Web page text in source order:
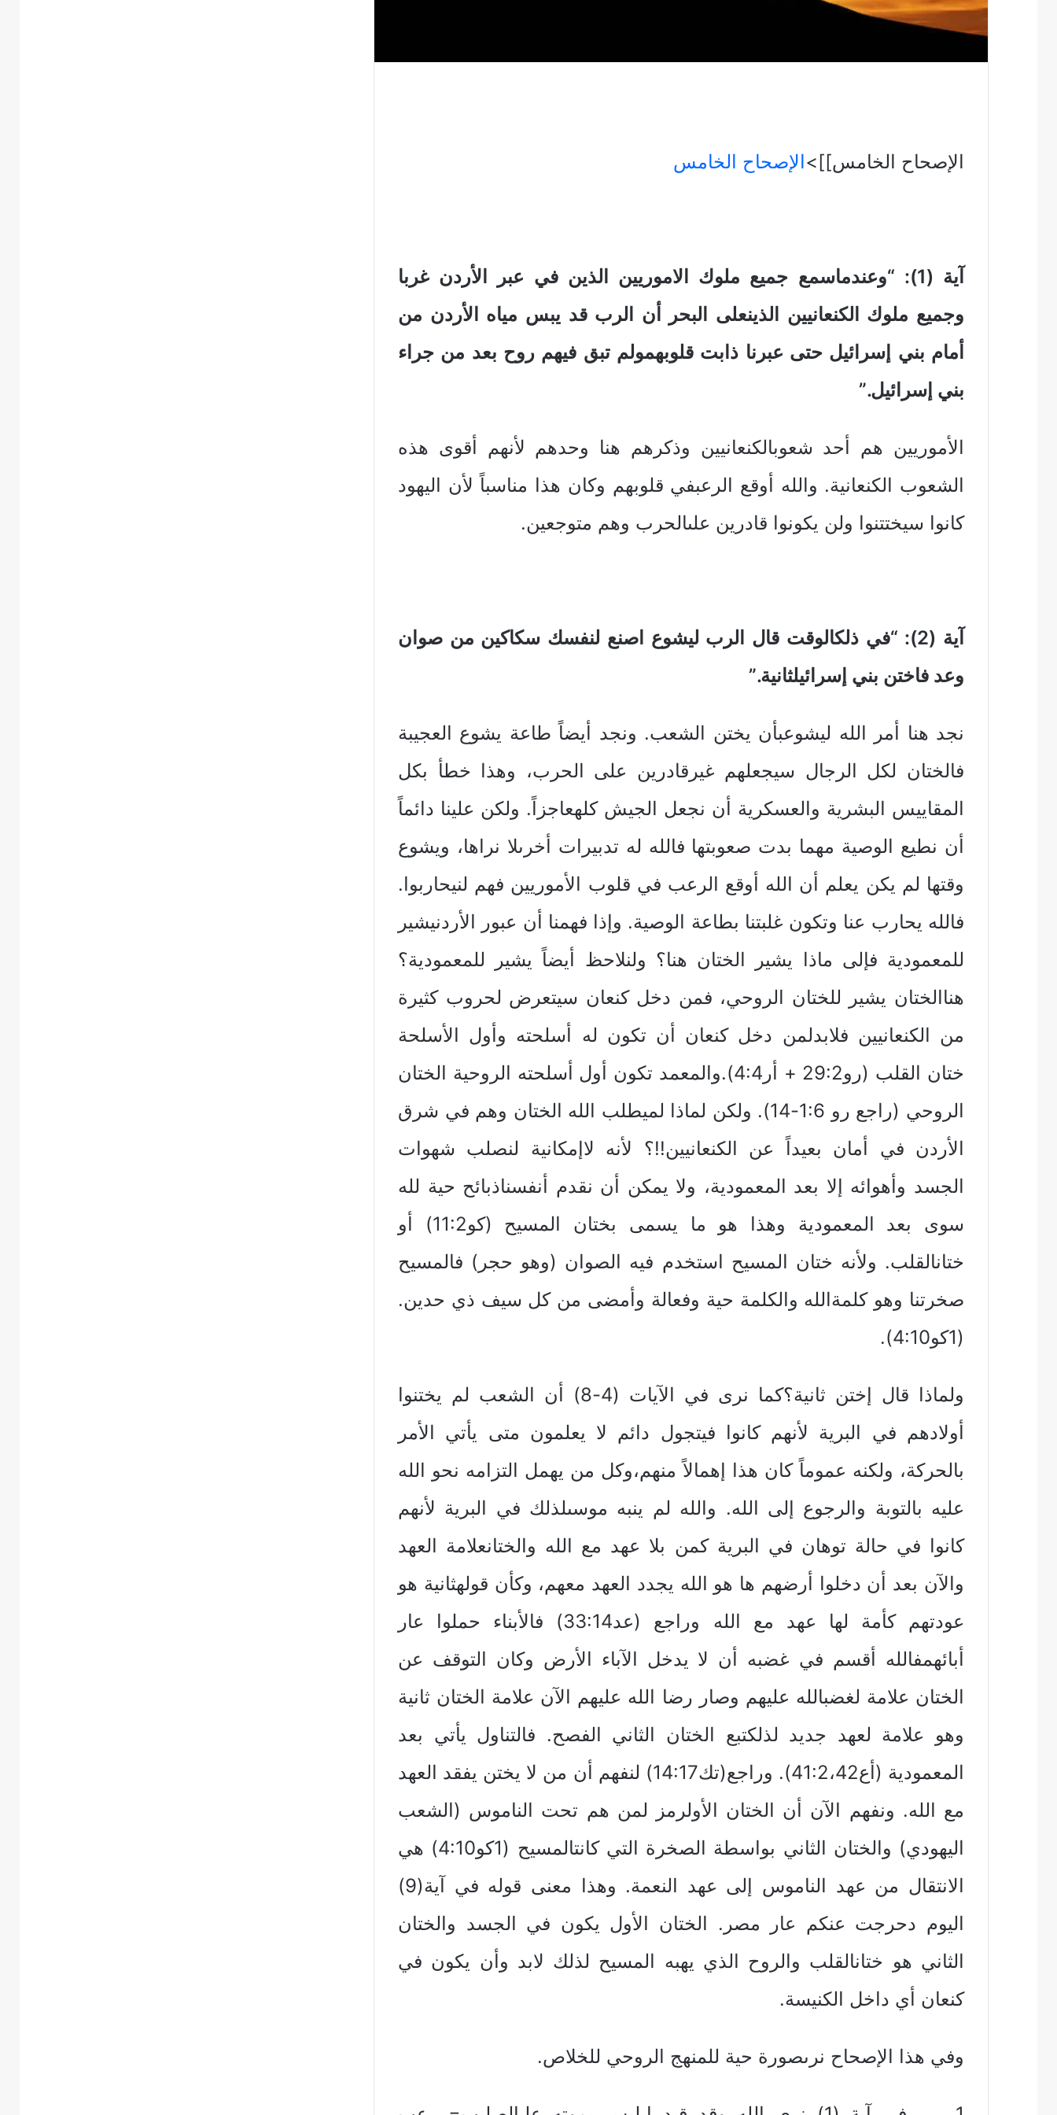
الإصحاح الخامس]]>الإصحاح الخامس
آية (1): “وعندماسمع جميع ملوك الاموريين الذين في عبر الأردن غربا
وجميع ملوك الكنعانيين الذينعلى البحر أن الرب قد يبس مياه الأردن من
أمام بني إسرائيل حتى عبرنا ذابت قلوبهمولم تبق فيهم روح بعد من جراء
بني إسرائيل.”
الأموريين هم أحد شعوبالكنعانيين وذكرهم هنا وحدهم لأنهم أقوى هذه
الشعوب الكنعانية. والله أوقع الرعبفي قلوبهم وكان هذا مناسباً لأن اليهود
كانوا سيختتنوا ولن يكونوا قادرين علىالحرب وهم متوجعين.
آية (2): “في ذلكالوقت قال الرب ليشوع اصنع لنفسك سكاكين من صوان
وعد فاختن بني إسرائيلثانية.”
نجد هنا أمر الله ليشوعبأن يختن الشعب. ونجد أيضاً طاعة يشوع العجيبة
فالختان لكل الرجال سيجعلهم غيرقادرين على الحرب، وهذا خطأ بكل
المقاييس البشرية والعسكرية أن نجعل الجيش كلهعاجزاً. ولكن علينا دائماً
أن نطيع الوصية مهما بدت صعوبتها فالله له تدبيرات أخرىلا نراها، ويشوع
وقتها لم يكن يعلم أن الله أوقع الرعب في قلوب الأموريين فهم لنيحاربوا.
فالله يحارب عنا وتكون غلبتنا بطاعة الوصية. وإذا فهمنا أن عبور الأردنيشير
للمعمودية فإلى ماذا يشير الختان هنا؟ ولنلاحظ أيضاً يشير للمعمودية؟
هناالختان يشير للختان الروحي، فمن دخل كنعان سيتعرض لحروب كثيرة
من الكنعانيين فلابدلمن دخل كنعان أن تكون له أسلحته وأول الأسلحة
ختان القلب (رو29:2 + أر4:4).والمعمد تكون أول أسلحته الروحية الختان
الروحي (راجع رو 1:6-14). ولكن لماذا لميطلب الله الختان وهم في شرق
الأردن في أمان بعيداً عن الكنعانيين!!؟ لأنه لاإمكانية لنصلب شهوات
الجسد وأهوائه إلا بعد المعمودية، ولا يمكن أن نقدم أنفسناذبائح حية لله
سوى بعد المعمودية وهذا هو ما يسمى بختان المسيح (كو11:2) أو
ختانالقلب. ولأنه ختان المسيح استخدم فيه الصوان (وهو حجر) فالمسيح
صخرتنا وهو كلمةالله والكلمة حية وفعالة وأمضى من كل سيف ذي حدين.
(1كو4:10).
ولماذا قال إختن ثانية؟كما نرى في الآيات (4-8) أن الشعب لم يختنوا
أولادهم في البرية لأنهم كانوا فيتجول دائم لا يعلمون متى يأتي الأمر
بالحركة، ولكنه عموماً كان هذا إهمالاً منهم،وكل من يهمل التزامه نحو الله
عليه بالتوبة والرجوع إلى الله. والله لم ينبه موسىلذلك في البرية لأنهم
كانوا في حالة توهان في البرية كمن بلا عهد مع الله والختانعلامة العهد
والآن بعد أن دخلوا أرضهم ها هو الله يجدد العهد معهم، وكأن قولهثانية هو
عودتهم كأمة لها عهد مع الله وراجع (عد33:14) فالأبناء حملوا عار
أبائهمفالله أقسم في غضبه أن لا يدخل الآباء الأرض وكان التوقف عن
الختان علامة لغضبالله عليهم وصار رضا الله عليهم الآن علامة الختان ثانية
وهو علامة لعهد جديد لذلكتبع الختان الثاني الفصح. فالتناول يأتي بعد
المعمودية (أع41:2،42). وراجع(تك14:17) لنفهم أن من لا يختن يفقد العهد
مع الله. ونفهم الآن أن الختان الأولرمز لمن هم تحت الناموس (الشعب
اليهودي) والختان الثاني بواسطة الصخرة التي كانتالمسيح (1كو4:10) هي
الانتقال من عهد الناموس إلى عهد النعمة. وهذا معنى قوله في آية(9)
اليوم دحرجت عنكم عار مصر. الختان الأول يكون في الجسد والختان
الثاني هو ختانالقلب والروح الذي يهبه المسيح لذلك لابد وأن يكون في
كنعان أي داخل الكنيسة.
وفي هذا الإصحاح نرىصورة حية للمنهج الروحي للخلاص.